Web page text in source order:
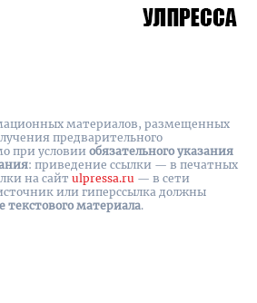
материалов, размещенных
предварительного
при условии обязательного указания
: приведение ссылки — в печатных
на cайт ulpressa.ru — в сети
или гиперссылка должны
текстового материала.